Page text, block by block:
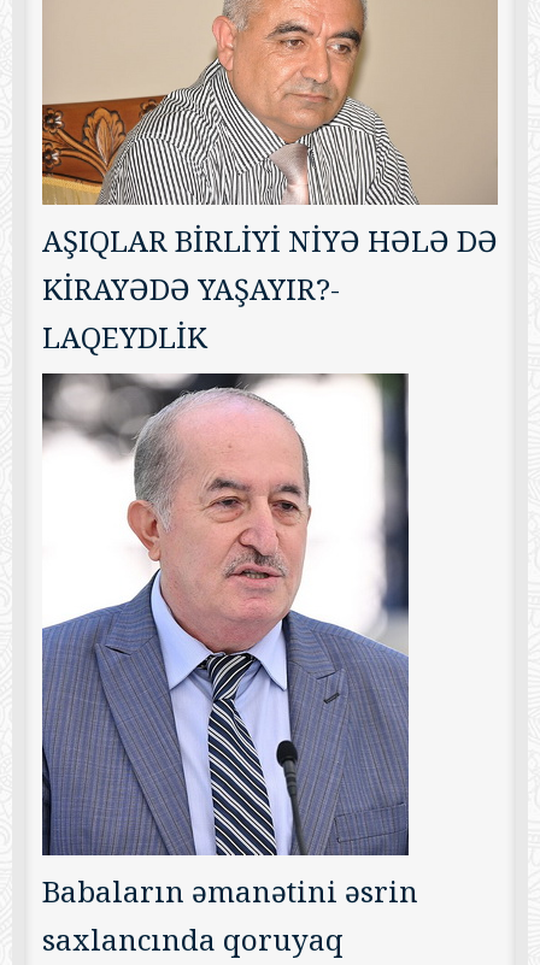
AŞIQLAR BİRLİYİ NİYƏ HƏLƏ DƏ
KİRAYƏDƏ YAŞAYIR?-
LAQEYDLİK
Babaların əmanətini əsrin
saxlancında qoruyaq